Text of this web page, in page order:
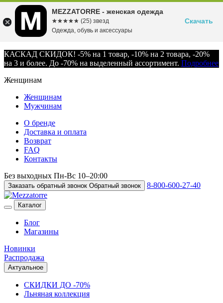
КАСКАД СКИДОК! -5% на 1 товар, -10% на 2 товара, -20%
на 3 и более. До -70% на выделенный ассортимент. Подробнее
Женщинам
Женщинам
Мужчинам
О бренде
Доставка и оплата
Возврат
FAQ
Контакты
Без выходных Пн-Вс 10–20:00
Заказать обратный звонок Обратный звонок 8-800-600-27-40
Каталог
Блог
Магазины
Новинки
Распродажа
Актуальное
СКИДКИ ДО -70%
Льняная коллекция
MEZZATORRE - женская одежда
☆☆☆☆☆
★★★★★ (25) звезд
Одежда, обувь и аксессуары
Скачать